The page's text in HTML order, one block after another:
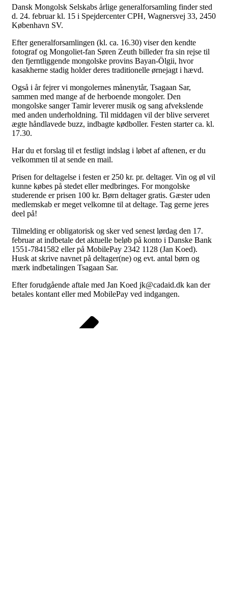
Dansk Mongolsk Selskabs årlige generalforsamling finder sted
d. 24. februar kl. 15 i Spejdercenter CPH, Wagnersvej 33, 2450
København SV.
Efter generalforsamlingen (kl. ca. 16.30) viser den kendte
fotograf og Mongoliet-fan Søren Zeuth billeder fra sin rejse til
den fjerntliggende mongolske provins Bayan-Ölgii, hvor
kasakherne stadig holder deres traditionelle ørnejagt i hævd.
Også i år fejrer vi mongolernes månenytår, Tsagaan Sar,
sammen med mange af de herboende mongoler. Den
mongolske sanger Tamir leverer musik og sang afvekslende
med anden underholdning. Til middagen vil der blive serveret
ægte håndlavede buzz, indbagte kødboller. Festen starter ca. kl.
17.30.
Har du et forslag til et festligt indslag i løbet af aftenen, er du
velkommen til at sende en mail.
Prisen for deltagelse i festen er 250 kr. pr. deltager. Vin og øl vil
kunne købes på stedet eller medbringes. For mongolske
studerende er prisen 100 kr. Børn deltager gratis. Gæster uden
medlemskab er meget velkomne til at deltage. Tag gerne jeres
deel på!
Tilmelding er obligatorisk og sker ved senest lørdag den 17.
februar at indbetale det aktuelle beløb på konto i Danske Bank
1551-7841582 eller på MobilePay 2342 1128 (Jan Koed).
Husk at skrive navnet på deltager(ne) og evt. antal børn og
mærk indbetalingen Tsagaan Sar.
Efter forudgående aftale med Jan Koed jk@cadaid.dk kan der
betales kontant eller med MobilePay ved indgangen.
Indlægsnavigation